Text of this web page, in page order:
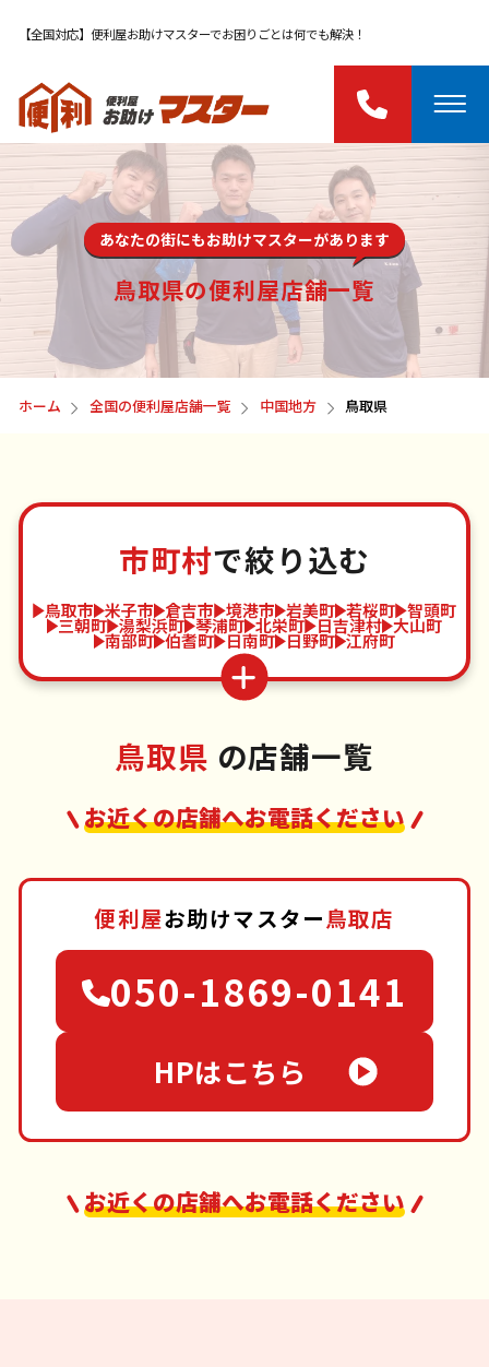
【全国対応】便利屋お助けマスターでお困りごとは何でも解決！
あなたの街にもお助けマスターがあります
鳥取県の便利屋店舗一覧
ホーム 全国の便利屋店舗一覧 中国地方 鳥取県
市町村で絞り込む
鳥取市 米子市 倉吉市 境港市 岩美町 若桜町 智頭町
三朝町 湯梨浜町 琴浦町 北栄町 日吉津村 大山町
南部町 伯耆町 日南町 日野町 江府町
鳥取県 の店舗一覧
お近くの店舗へお電話ください
便利屋お助けマスター鳥取店
050-1869-0141
HPはこちら
お近くの店舗へお電話ください